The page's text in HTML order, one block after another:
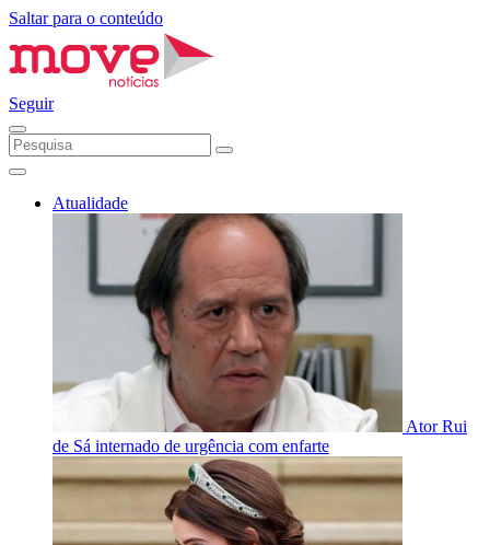
Saltar para o conteúdo
Seguir
Atualidade
Ator Rui
de Sá internado de urgência com enfarte